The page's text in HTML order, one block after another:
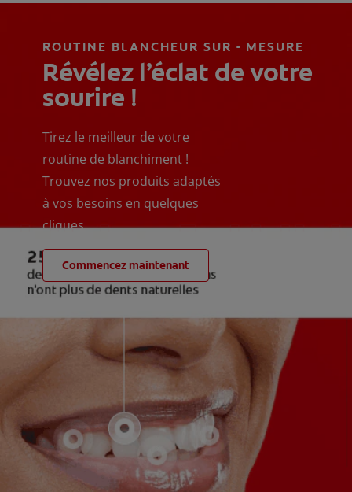
ROUTINE BLANCHEUR SUR - MESURE
Révélez l’éclat de votre
sourire !
Tirez le meilleur de votre
routine de blanchiment !
Trouvez nos produits adaptés
à vos besoins en quelques
cliques
Commencez maintenant